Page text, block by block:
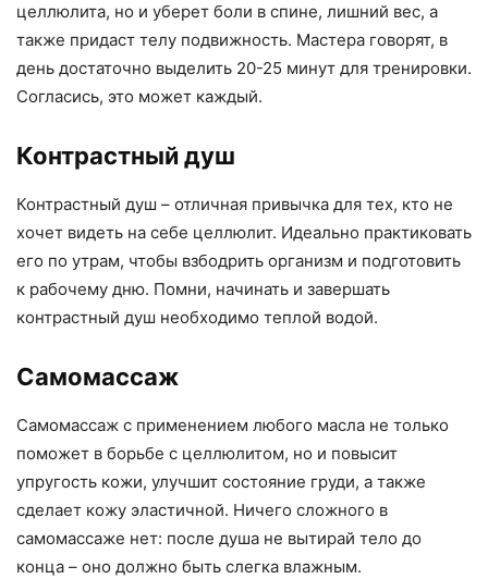
целлюлита, но и уберет боли в спине, лишний вес, а
также придаст телу подвижность. Мастера говорят, в
день достаточно выделить 20-25 минут для тренировки.
Согласись, это может каждый.
Контрастный душ
Контрастный душ – отличная привычка для тех, кто не
хочет видеть на себе целлюлит. Идеально практиковать
его по утрам, чтобы взбодрить организм и подготовить
к рабочему дню. Помни, начинать и завершать
контрастный душ необходимо теплой водой.
Самомассаж
Самомассаж с применением любого масла не только
поможет в борьбе с целлюлитом, но и повысит
упругость кожи, улучшит состояние груди, а также
сделает кожу эластичной. Ничего сложного в
самомассаже нет: после душа не вытирай тело до
конца – оно должно быть слегка влажным.